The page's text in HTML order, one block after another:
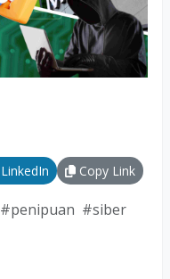
LinkedIn Copy Link
#penipuan #siber